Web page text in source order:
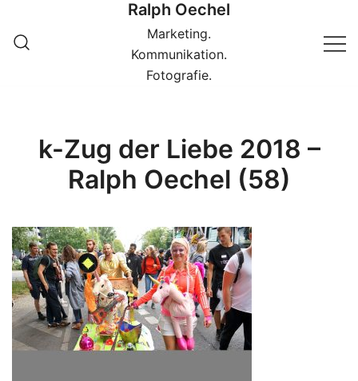
zum
Inhalt
Ralph Oechel
Marketing.
Kommunikation.
Fotografie.
k-Zug der Liebe 2018 –
Ralph Oechel (58)